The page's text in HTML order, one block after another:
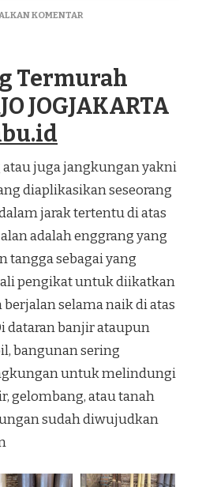
KOMENTARPADA
UMBULHARJO
JOGJAKARTA
Termurah
JOGJAKARTA
atau juga jangkungan yakni
diaplikasikan seseorang
jarak tertentu di atas
adalah enggrang yang
tangga sebagai yang
pengikat untuk diikatkan
selama naik di atas
dataran banjir ataupun
bangunan sering
untuk melindungi
gelombang, atau tanah
sudah diwujudkan